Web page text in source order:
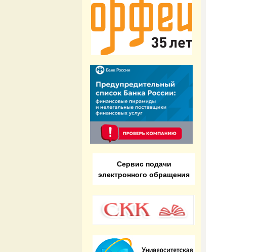
Сервис подачи
электронного обращения